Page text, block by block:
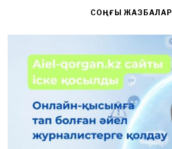
СОҢҒЫ ЖАЗБАЛАР